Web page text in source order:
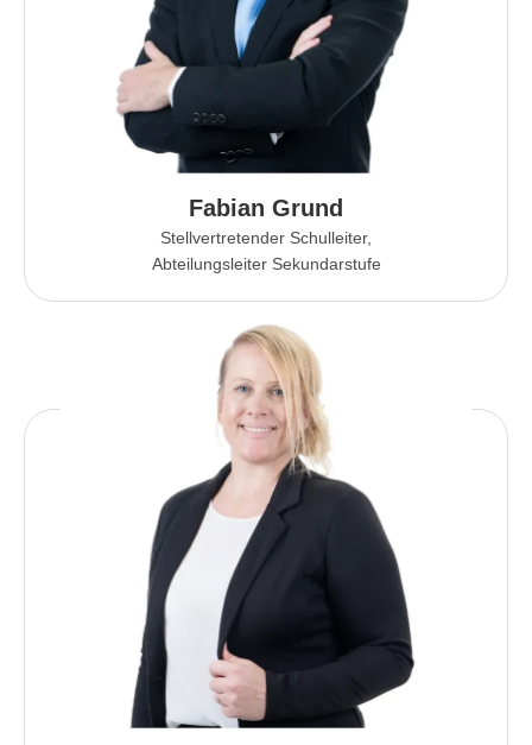
Fabian Grund
Stellvertretender Schulleiter,
Abteilungsleiter Sekundarstufe